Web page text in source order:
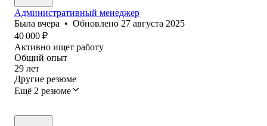
Административный менеджер
Была вчера • Обновлено 27 августа 2025
40 000 ₽
Активно ищет работу
Общий опыт
29 лет
Другие резюме
Ещё 2 резюме